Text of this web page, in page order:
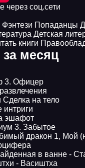
через соц.сети
Фэнтези Попаданцы
Детская
книги
месяц
3. Офицер
Сделка на тело
интриги
эшафот
3. Забытое
дракон 1, Мой
в ванне -
- Васиштха